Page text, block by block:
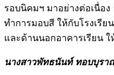
รอบนิคมฯ มาอย่างต่อเนื่อ
ทำการมอบสี ให้กับโรงเรี
และด้านนอกอาคารเรียน
นางสาวพัทธนันท์ ทอบบุรา